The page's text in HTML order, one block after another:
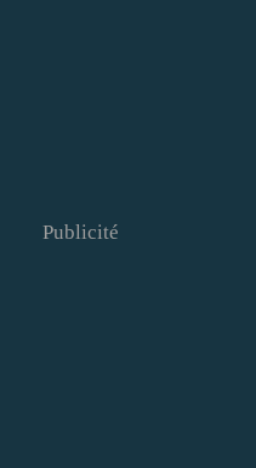
Publicité